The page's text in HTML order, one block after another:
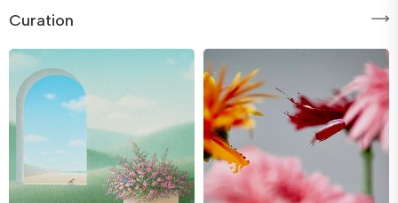
Curation